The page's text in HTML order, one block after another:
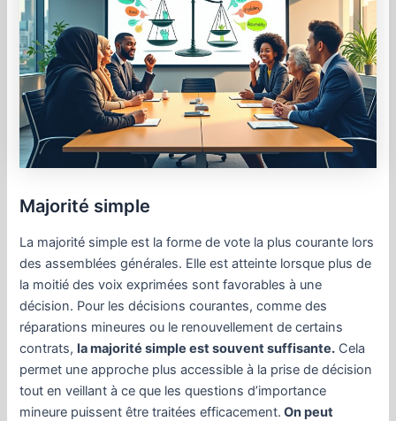
Majorité simple
La majorité simple est la forme de vote la plus courante lors
des assemblées générales. Elle est atteinte lorsque plus de
la moitié des voix exprimées sont favorables à une
décision. Pour les décisions courantes, comme des
réparations mineures ou le renouvellement de certains
contrats,la majorité simple est souvent suffisante. Cela
permet une approche plus accessible à la prise de décision
tout en veillant à ce que les questions d’importance
mineure puissent être traitées efficacement. On peut